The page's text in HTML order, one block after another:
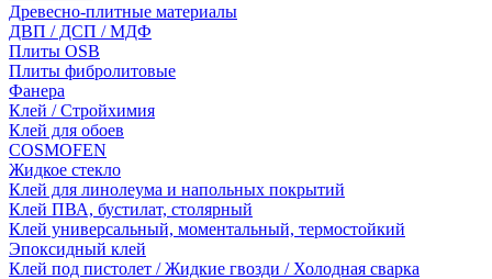
Древесно-плитные материалы
ДВП / ДСП / МДФ
Плиты OSB
Плиты фибролитовые
Фанера
Клей / Стройхимия
Клей для обоев
COSMOFEN
Жидкое стекло
Клей для линолеума и напольных покрытий
Клей ПВА, бустилат, столярный
Клей универсальный, моментальный, термостойкий
Эпоксидный клей
Клей под пистолет / Жидкие гвозди / Холодная сварка